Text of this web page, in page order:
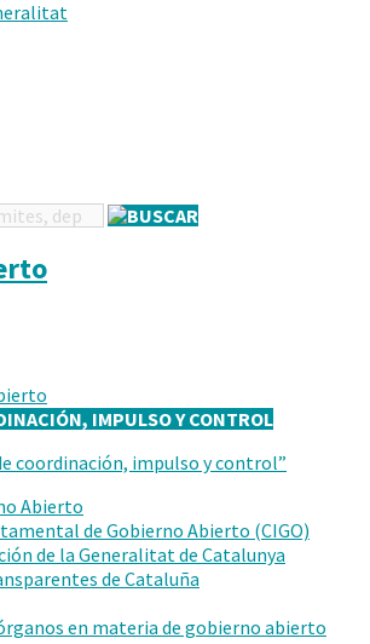
IMPULSO Y CONTROL
coordinación, impulso y control”
Abierto
de Gobierno Abierto (CIGO)
de la Generalitat de Catalunya
de Cataluña
en materia de gobierno abierto